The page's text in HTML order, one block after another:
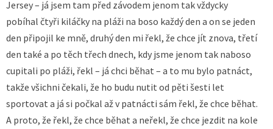
Jersey – já jsem tam před závodem jenom tak vždycky
pobíhal čtyři kiláčky na pláži na boso každý den a on se jeden
den připojil ke mně, druhý den mi řekl, že chce jít znova, třetí
den také a po těch třech dnech, kdy jsme jenom tak naboso
cupitali po pláži, řekl – já chci běhat – a to mu bylo patnáct,
takže všichni čekali, že ho budu nutit od pěti šesti let
sportovat a já si počkal až v patnácti sám řekl, že chce běhat.
A proto, že řekl, že chce běhat a neřekl, že chce jezdit na kole